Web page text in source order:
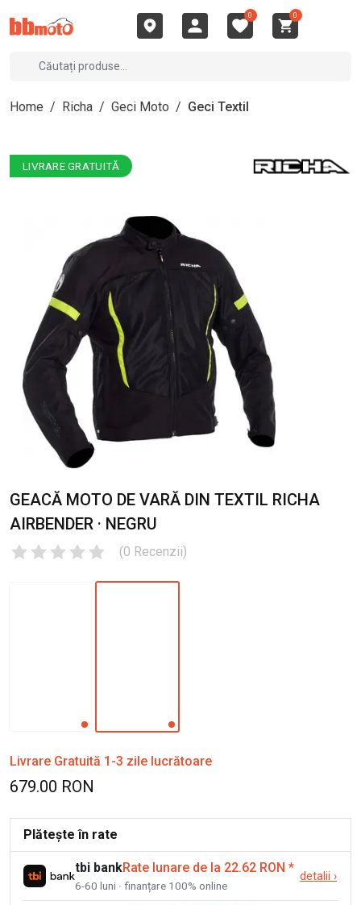
0 0
Home / Richa / Geci Moto / Geci Textil
LIVRARE GRATUITĂ
GEACĂ MOTO DE VARĂ DIN TEXTIL RICHA
AIRBENDER · NEGRU
(0 Recenzii)
Livrare Gratuită 1-3 zile lucrătoare
679.00 RON
Plătește în rate
tbi bankRate lunare de la 22.62 RON *
6-60 luni · finanțare 100% online
detalii ›